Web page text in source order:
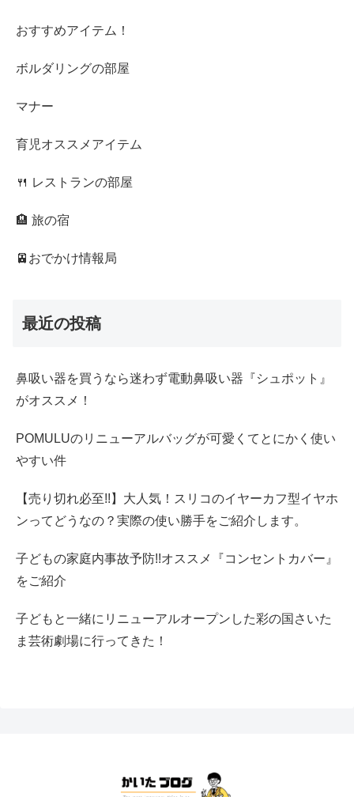
おすすめアイテム！
ボルダリングの部屋
マナー
育児オススメアイテム
🍴 レストランの部屋
🏨 旅の宿
🚈おでかけ情報局
最近の投稿
鼻吸い器を買うなら迷わず電動鼻吸い器『シュポット』
がオススメ！
POMULUのリニューアルバッグが可愛くてとにかく使い
やすい件
【売り切れ必至!!】大人気！スリコのイヤーカフ型イヤホ
ンってどうなの？実際の使い勝手をご紹介します。
子どもの家庭内事故予防!!オススメ『コンセントカバー』
をご紹介
子どもと一緒にリニューアルオープンした彩の国さいた
ま芸術劇場に行ってきた！